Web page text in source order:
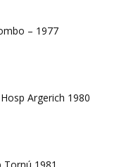
– 1977
Argerich 1980
Tornú 1981